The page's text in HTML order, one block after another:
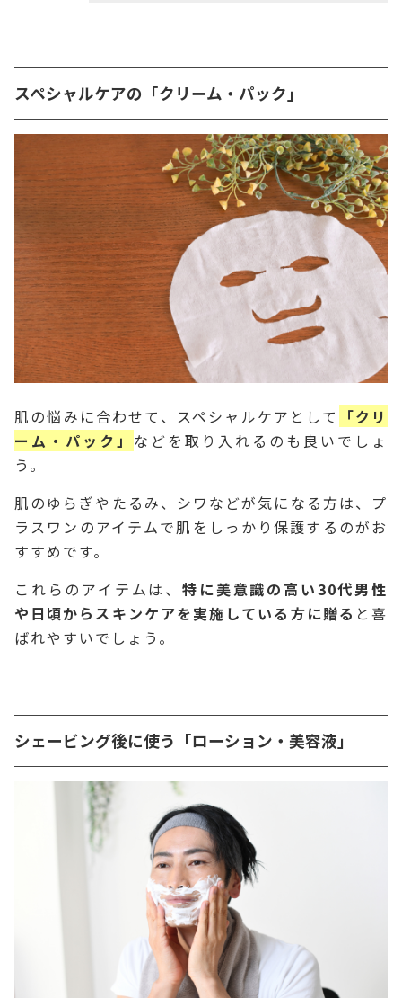
スペシャルケアの「クリーム・パック」
肌の悩みに合わせて、スペシャルケアとして
「クリ
ーム・パック」 などを取り入れるのも良いでしょ
う。
肌のゆらぎやたるみ、シワなどが気になる方は、プ
ラスワンのアイテムで肌をしっかり保護するのがお
すすめです。
これらのアイテムは、特に美意識の高い30代男性
や日頃からスキンケアを実施している方に贈る と喜
ばれやすいでしょう。
シェービング後に使う「ローション・美容液」